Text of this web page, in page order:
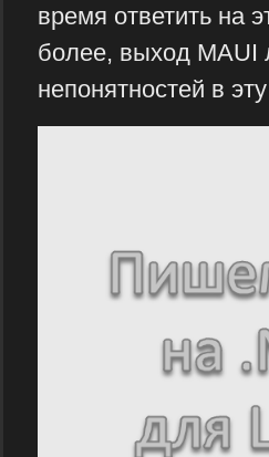
время ответить на
более, выход MAUI
непонятностей в